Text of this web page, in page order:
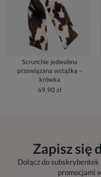
Scrunchie jedwabna
przewiązana wstążką –
krówka
69,90 zł
Zapisz się
Dołącz do
promocjami